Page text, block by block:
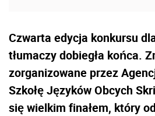
Czwarta edycja konkursu
tłumaczy dobiegła końca.
zorganizowane przez
Szkołę Języków Obcych
się wielkim finałem, który